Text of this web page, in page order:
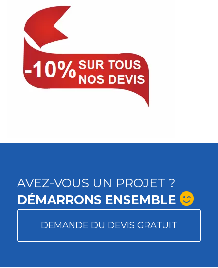
AVEZ-VOUS UN PROJET ?
DÉMARRONS ENSEMBLE
DEMANDE DU DEVIS GRATUIT